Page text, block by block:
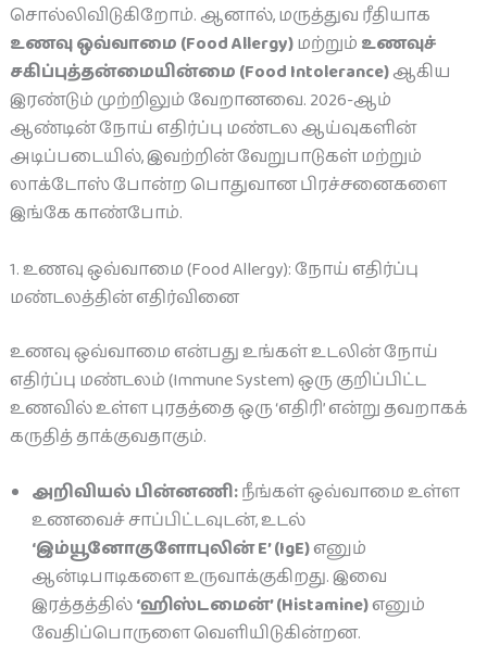
சொல்லிவிடுகிறோம். ஆனால், மருத்துவ ரீதியாக
உணவு ஒவ்வாமை (Food Allergy)மற்றும் உணவுச்
சகிப்புத்தன்மையின்மை (Food Intolerance)ஆகிய
இரண்டும் முற்றிலும் வேறானவை. 2026-ஆம்
ஆண்டின் நோய் எதிர்ப்பு மண்டல ஆய்வுகளின்
அடிப்படையில், இவற்றின் வேறுபாடுகள் மற்றும்
லாக்டோஸ் போன்ற பொதுவான பிரச்சனைகளை
இங்கே காண்போம்.
1. உணவு ஒவ்வாமை (Food Allergy): நோய் எதிர்ப்பு
மண்டலத்தின் எதிர்வினை
உணவு ஒவ்வாமை என்பது உங்கள் உடலின் நோய்
எதிர்ப்பு மண்டலம் (Immune System) ஒரு குறிப்பிட்ட
உணவில் உள்ள புரதத்தை ஒரு ‘எதிரி’ என்று தவறாகக்
கருதித் தாக்குவதாகும்.
அறிவியல் பின்னணி:நீங்கள் ஒவ்வாமை உள்ள
உணவைச் சாப்பிட்டவுடன், உடல்
‘இம்யூனோகுளோபுலின் E’ (IgE)எனும்
ஆன்டிபாடிகளை உருவாக்குகிறது. இவை
இரத்தத்தில்‘ஹிஸ்டமைன்’ (Histamine)எனும்
வேதிப்பொருளை வெளியிடுகின்றன.